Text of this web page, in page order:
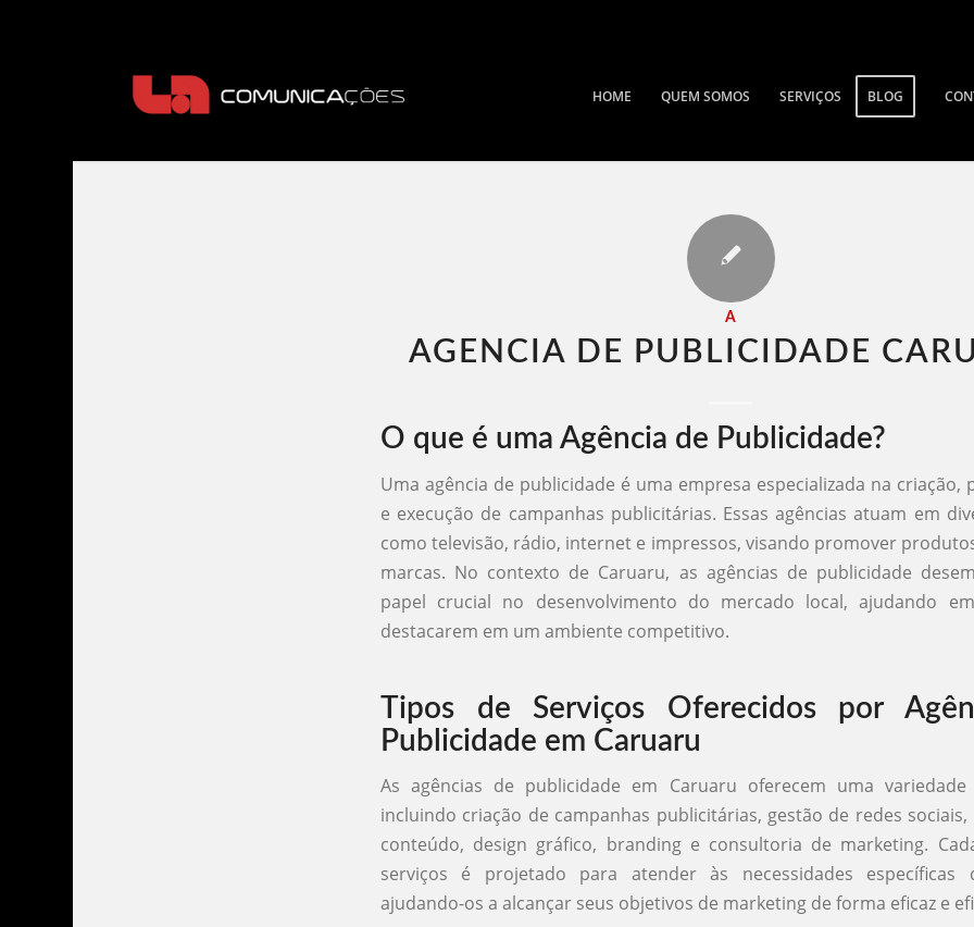
HOME QUEM SOMOS SERVIÇOS BLOG
A
AGENCIA DE PUBLICIDADE
O que é uma Agência de Publicidade?
Uma agência de publicidade é uma empresa especializada na criação,
e execução de campanhas publicitárias. Essas agências atuam em
como televisão, rádio, internet e impressos, visando promover
marcas. No contexto de Caruaru, as agências de publicidade
papel crucial no desenvolvimento do mercado local, ajudando
destacarem em um ambiente competitivo.
Tipos de Serviços Oferecidos por
Publicidade em Caruaru
As agências de publicidade em Caruaru oferecem uma variedade
incluindo criação de campanhas publicitárias, gestão de redes
conteúdo, design gráfico, branding e consultoria de marketing.
serviços é projetado para atender às necessidades específicas
ajudando-os a alcançar seus objetivos de marketing de forma eficaz e